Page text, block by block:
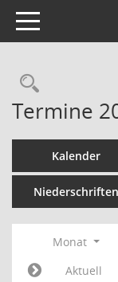
Toggle navigation
Termine
Kalender
Niederschriften
Monat
Aktuell